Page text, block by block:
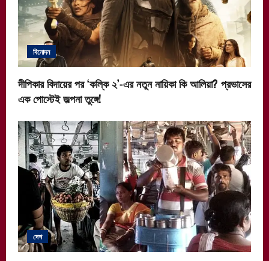
বিনোদন
দীপিকার বিদায়ের পর ‘কল্কি ২’-এর নতুন নায়িকা কি আলিয়া? প্রভাসের
এক পোস্টেই জল্পনা তুঙ্গে!
দেশ